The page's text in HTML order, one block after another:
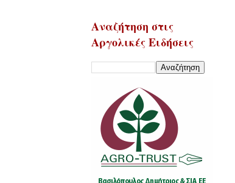
Αναζήτηση στις
Αργολικές Ειδήσεις